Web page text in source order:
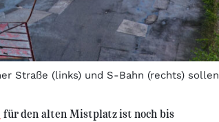
Straße (links) und S-Bahn (rechts) sollen
für den alten Mistplatz ist noch bis